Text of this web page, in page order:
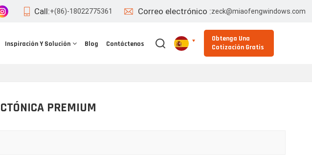
Call:+(86)-18022775361 Correo electrónico :zeck@miaofengwindows.com
Inspiración Y Solución Blog Contáctenos
Obtenga Una
Cotización Gratis
PREMIUM